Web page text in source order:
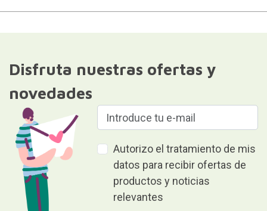
Disfruta nuestras ofertas y
novedades
Autorizo el tratamiento de mis
datos para recibir ofertas de
productos y noticias
relevantes